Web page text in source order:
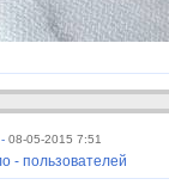
08-05-2015 7:51
- пользователей